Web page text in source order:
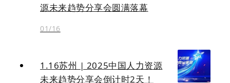
源未来趋势分享会圆满落幕
01/16
1.16苏州 | 2025中国人力资源
未来趋势分享会倒计时2天！